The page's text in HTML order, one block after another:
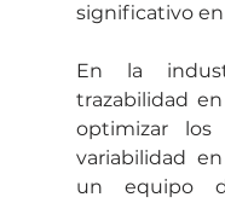
significativo
En la
trazabilidad
optimizar
variabilidad
un equipo